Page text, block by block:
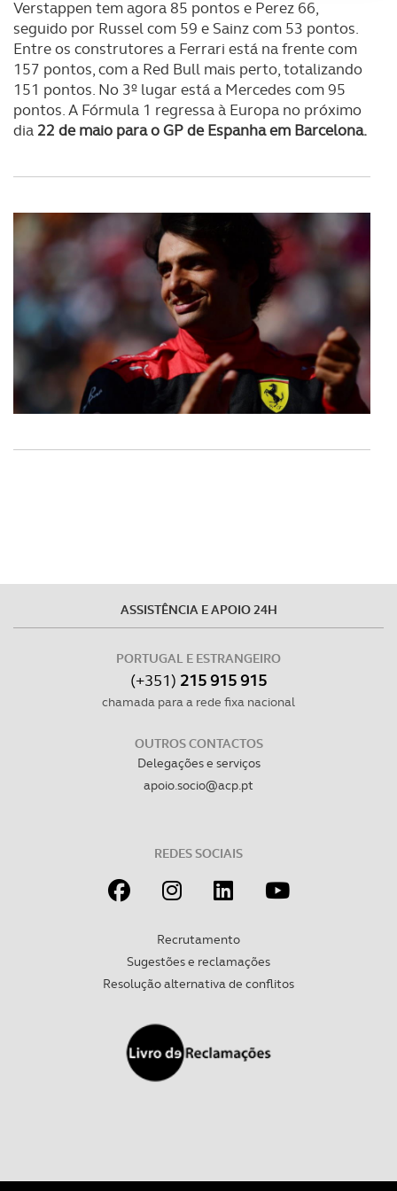
Adicionalmente partilhamos informação, relativa à sua
utilização do nosso site de publicidade e de análise, com
parceiros e organizações na UE e em países terceiros.
O ACP garantirá que as transferências internacionais de
dados pessoais serão realizadas apenas com o seu
consentimento e quando tal se afigure estritamente
tecnologias similares pode ter impacto na sua
experiência de navegação no Website e nos serviços
Consulte a política de cookies do site.
Verstappen tem agora 85 pontos e Perez 66,
seguido por Russel com 59 e Sainz com 53 pontos.
Entre os construtores a Ferrari está na frente com
157 pontos, com a Red Bull mais perto, totalizando
151 pontos. No 3º lugar está a Mercedes com 95
pontos. A Fórmula 1 regressa à Europa no próximo
dia 22 de maio para o GP de Espanha em Barcelona.
ASSISTÊNCIA E APOIO 24H
PORTUGAL E ESTRANGEIRO
(+351) 215 915 915
chamada para a rede fixa nacional
OUTROS CONTACTOS
Delegações e serviços
apoio.socio@acp.pt
REDES SOCIAIS
Recrutamento
Sugestões e reclamações
Resolução alternativa de conflitos